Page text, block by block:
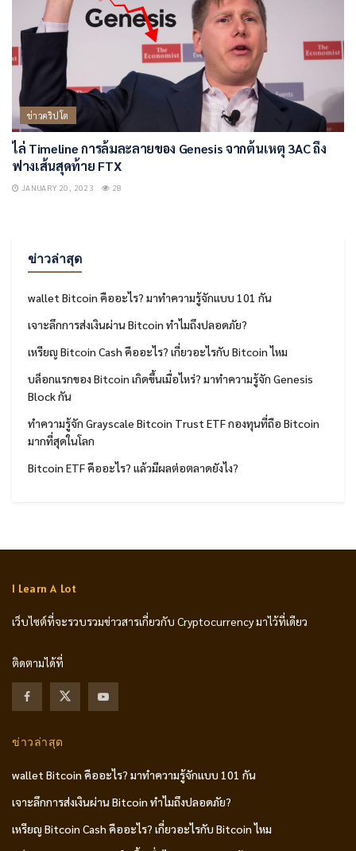
ข่าวคริปโต
ไล่ Timeline การล้มละลายของ Genesis จากต้นเหตุ 3AC ถึง
ฟางเส้นสุดท้าย FTX
JANUARY 20, 2023 28
ข่าวล่าสุด
wallet Bitcoin คืออะไร? มาทำความรู้จักแบบ 101 กัน
เจาะลึกการส่งเงินผ่าน Bitcoin ทำไมถึงปลอดภัย?
เหรียญ Bitcoin Cash คืออะไร? เกี่ยวอะไรกับ Bitcoin ไหม
บล็อกแรกของ Bitcoin เกิดขึ้นเมื่อไหร่? มาทำความรู้จัก Genesis
Block กัน
ทำความรู้จัก Grayscale Bitcoin Trust ETF กองทุนที่ถือ Bitcoin
มากที่สุดในโลก
Bitcoin ETF คืออะไร? แล้วมีผลต่อตลาดยังไง?
I Learn A Lot
เว็บไซต์ที่จะรวบรวมข่าวสารเกี่ยวกับ Cryptocurrency มาไว้ที่เดียว
ติดตามได้ที่
ข่าวล่าสุด
wallet Bitcoin คืออะไร? มาทำความรู้จักแบบ 101 กัน
เจาะลึกการส่งเงินผ่าน Bitcoin ทำไมถึงปลอดภัย?
เหรียญ Bitcoin Cash คืออะไร? เกี่ยวอะไรกับ Bitcoin ไหม